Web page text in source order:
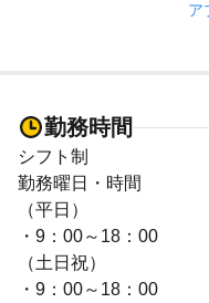
ア
勤務時間
シフト制
勤務曜日・時間
（平日）
・9：00～18：00
（土日祝）
・9：00～18：00